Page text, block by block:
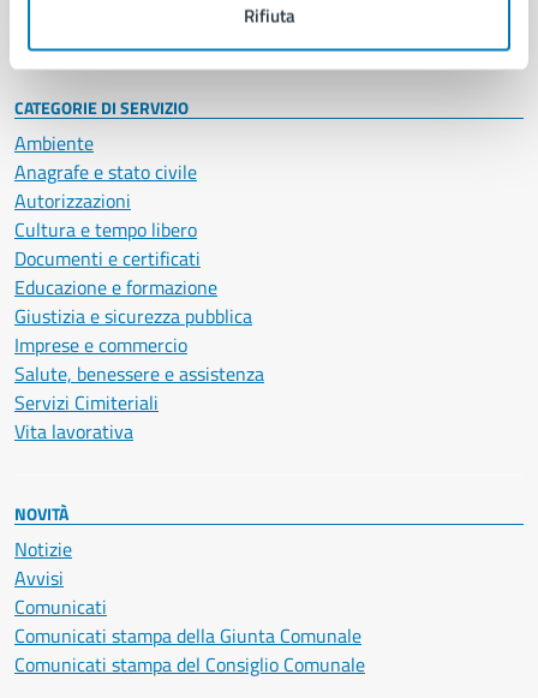
Rifiuta
Intranet, posta aziendale e protocollo
CATEGORIE DI SERVIZIO
Ambiente
Anagrafe e stato civile
Autorizzazioni
Cultura e tempo libero
Documenti e certificati
Educazione e formazione
Giustizia e sicurezza pubblica
Imprese e commercio
Salute, benessere e assistenza
Servizi Cimiteriali
Vita lavorativa
NOVITÀ
Notizie
Avvisi
Comunicati
Comunicati stampa della Giunta Comunale
Comunicati stampa del Consiglio Comunale